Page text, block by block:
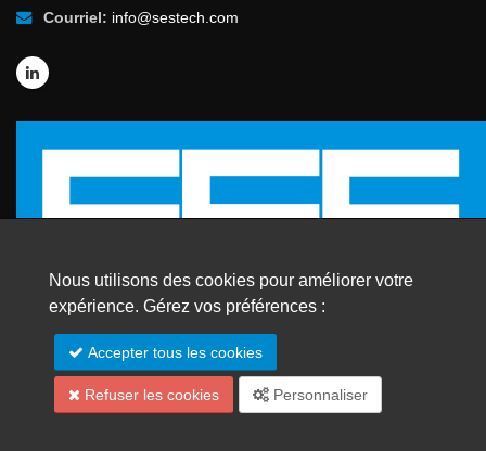
Courriel: info@sestech.com
© 2026 SafEngServices & technologies ltée
Tous droits réservés. | Marques de commerce
Nous utilisons des cookies pour améliorer votre
expérience. Gérez vos préférences :
Accepter tous les cookies
Refuser les cookies Personnaliser